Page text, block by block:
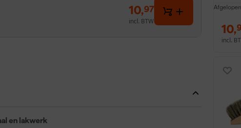
10,97
incl. BTW
en lakwerk
10,
incl.